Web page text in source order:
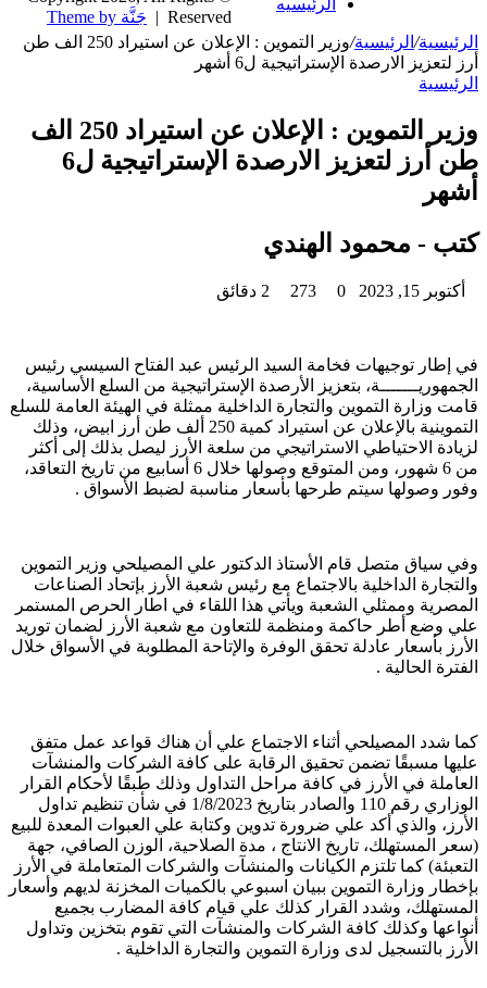
الرئيسيه
الرئيسية/ الرئيسية/
وزير التموين : الإعلان عن استيراد 250 الف طن
أرز لتعزيز الارصدة الإستراتيجية ل6 أشهر
الرئيسية
وزير التموين : الإعلان عن استيراد 250 الف
طن أرز لتعزيز الارصدة الإستراتيجية ل6
أشهر
كتب - محمود الهندي
أكتوبر 15, 2023 0 2 دقائق
في إطار توجيهات فخامة السيد الرئيس عبد الفتاح السيسي رئيس
الجمهوريـــــــة، بتعزيز الأرصدة الإستراتيجية من السلع الأساسية،
قامت وزارة التموين والتجارة الداخلية ممثلة في الهيئة العامة للسلع
التموينية بالإعلان عن استيراد كمية 250 ألف طن أرز ابيض، وذلك
لزيادة الاحتياطي الاستراتيجي من سلعة الأرز ليصل بذلك إلى أكثر
من 6 شهور، ومن المتوقع وصولها خلال 6 أسابيع من تاريخ التعاقد،
وفور وصولها سيتم طرحها بأسعار مناسبة لضبط الأسواق .
وفي سياق متصل قام الأستاذ الدكتور علي المصيلحي وزير التموين
والتجارة الداخلية بالاجتماع مع رئيس شعبة الأرز بإتحاد الصناعات
المصرية وممثلي الشعبة ويأتي هذا اللقاء في اطار الحرص المستمر
علي وضع أطر حاكمة ومنظمة للتعاون مع شعبة الأرز لضمان توريد
الأرز بأسعار عادلة تحقق الوفرة والإتاحة المطلوبة في الأسواق خلال
الفترة الحالية .
كما شدد المصيلحي أثناء الاجتماع علي أن هناك قواعد عمل متفق
عليها مسبقًا تضمن تحقيق الرقابة على كافة الشركات والمنشآت
العاملة في الأرز في كافة مراحل التداول وذلك طبقًا لأحكام القرار
الوزاري رقم 110 والصادر بتاريخ 1/8/2023 في شأن تنظيم تداول
الأرز، والذي أكد علي ضرورة تدوين وكتابة علي العبوات المعدة للبيع
(سعر المستهلك، تاريخ الانتاج ، مدة الصلاحية، الوزن الصافي، جهة
التعبئة) كما تلتزم الكيانات والمنشآت والشركات المتعاملة في الأرز
بإخطار وزارة التموين ببيان اسبوعي بالكميات المخزنة لديهم وأسعار
المستهلك، وشدد القرار كذلك علي قيام كافة المضارب بجميع
أنواعها وكذلك كافة الشركات والمنشآت التي تقوم بتخزين وتداول
الأرز بالتسجيل لدى وزارة التموين والتجارة الداخلية .
Reserved |
جَنَّة Theme by